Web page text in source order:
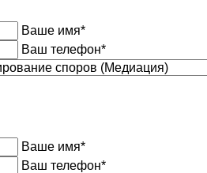
Ваше имя*
Ваш телефон*
Ваше имя*
Ваш телефон*